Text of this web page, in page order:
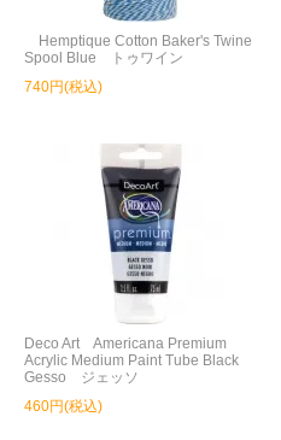
Hemptique Cotton Baker's Twine
Spool Blue トゥワイン
740円(税込)
Deco Art Americana Premium
Acrylic Medium Paint Tube Black
Gesso ジェッソ
460円(税込)